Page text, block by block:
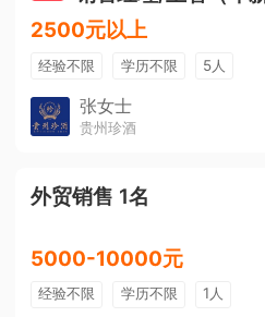
2500元以上
经验不限 学历不限 5人
张女士
贵州珍酒
外贸销售 1名
5000-10000元
经验不限 学历不限 1人